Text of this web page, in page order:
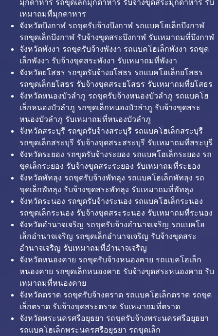
มุกดาหาร รถขุดเล็กมุกดาหาร รับจ้างขุดสระมุกดาหาร รับ
เหมาถมที่มุกดาหาร
จังหวัดบึงกาฬ รถขุดรับจ้างบึงกาฬ รถแบคโฮเล็กบึงกาฬ
รถขุดเล็กบึงกาฬ รับจ้างขุดสระบึงกาฬ รับเหมาถมที่บึงกาฬ
จังหวัดพังงา รถขุดรับจ้างพังงา รถแบคโฮเล็กพังงา รถขุด
เล็กพังงา รับจ้างขุดสระพังงา รับเหมาถมที่พังงา
จังหวัดยโสธร รถขุดรับจ้างยโสธร รถแบคโฮเล็กยโสธร
รถขุดเล็กยโสธร รับจ้างขุดสระยโสธร รับเหมาถมที่ยโสธร
จังหวัดหนองบัวลำภู รถขุดรับจ้างหนองบัวลำภู รถแบคโฮ
เล็กหนองบัวลำภู รถขุดเล็กหนองบัวลำภู รับจ้างขุดสระ
หนองบัวลำภู รับเหมาถมที่หนองบัวลำภู
จังหวัดสระบุรี รถขุดรับจ้างสระบุรี รถแบคโฮเล็กสระบุรี
รถขุดเล็กสระบุรี รับจ้างขุดสระสระบุรี รับเหมาถมที่สระบุรี
จังหวัดระยอง รถขุดรับจ้างระยอง รถแบคโฮเล็กระยอง รถ
ขุดเล็กระยอง รับจ้างขุดสระระยอง รับเหมาถมที่ระยอง
จังหวัดพัทลุง รถขุดรับจ้างพัทลุง รถแบคโฮเล็กพัทลุง รถ
ขุดเล็กพัทลุง รับจ้างขุดสระพัทลุง รับเหมาถมที่พัทลุง
จังหวัดระนอง รถขุดรับจ้างระนอง รถแบคโฮเล็กระนอง
รถขุดเล็กระนอง รับจ้างขุดสระระนอง รับเหมาถมที่ระนอง
จังหวัดอำนาจเจริญ รถขุดรับจ้างอำนาจเจริญ รถแบคโฮ
เล็กอำนาจเจริญ รถขุดเล็กอำนาจเจริญ รับจ้างขุดสระ
อำนาจเจริญ รับเหมาถมที่อำนาจเจริญ
จังหวัดหนองคาย รถขุดรับจ้างหนองคาย รถแบคโฮเล็ก
หนองคาย รถขุดเล็กหนองคาย รับจ้างขุดสระหนองคาย รับ
เหมาถมที่หนองคาย
จังหวัดตราด รถขุดรับจ้างตราด รถแบคโฮเล็กตราด รถขุด
เล็กตราด รับจ้างขุดสระตราด รับเหมาถมที่ตราด
จังหวัดพระนครศรีอยุธยา รถขุดรับจ้างพระนครศรีอยุธยา
รถแบคโฮเล็กพระนครศรีอยุธยา รถขุดเล็ก